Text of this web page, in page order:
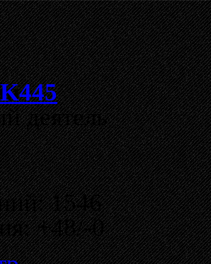
деятель
1546
+48/-0